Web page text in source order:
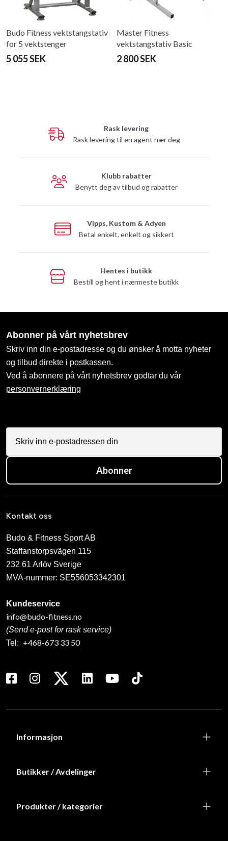
Budo Fitness vektstangstativ
for 5 vektstenger
5 055 SEK
Master Fitness
vektstangstativ Basic
2 800 SEK
Rask levering
Rask levering til en agent nær deg
Klubb rabatter
Benytt deg av tilbud og rabatter
Vipps, Kustom & Adyen
Betal enkelt, enkelt og sikkert
Hentes i butikk
Bestill og hent i nærmeste butikk
Abonner på vårt nyhetsbrev
Skriv inn din e-postadresse og du ønsker å motta nyheter
og tilbud direkte i postkassen.
Ved å abonnere på vårt nyhetsbrev godtar du vår
personvernerklæring
Abonner
Kontakt oss
Budo & Fitness Sport AB
Staffanstorpsvägen 115
232 61 Arlöv Sverige
MVA-nummer: SE556053342301
Kundeservice
info@budo-fitness.no
(Send e-post for rask service)
Tel: +468-673 33 50
Informasjon
Butikker / Avdelinger
Produkter / kategorier